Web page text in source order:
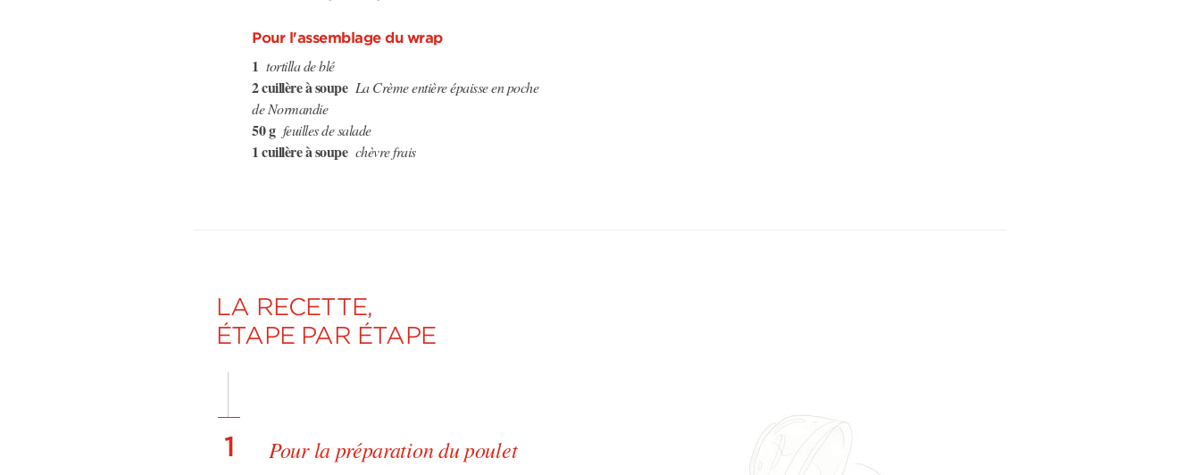
Pour l'assemblage du wrap
1 tortilla de blé
2 cuillère à soupe La Crème entière épaisse en poche
de Normandie
50 g feuilles de salade
1 cuillère à soupe chèvre frais
LA RECETTE,
ÉTAPE PAR ÉTAPE
1 Pour la préparation du poulet